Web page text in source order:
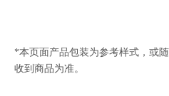
*本页面产品包装为参考样式，或
收到商品为准。